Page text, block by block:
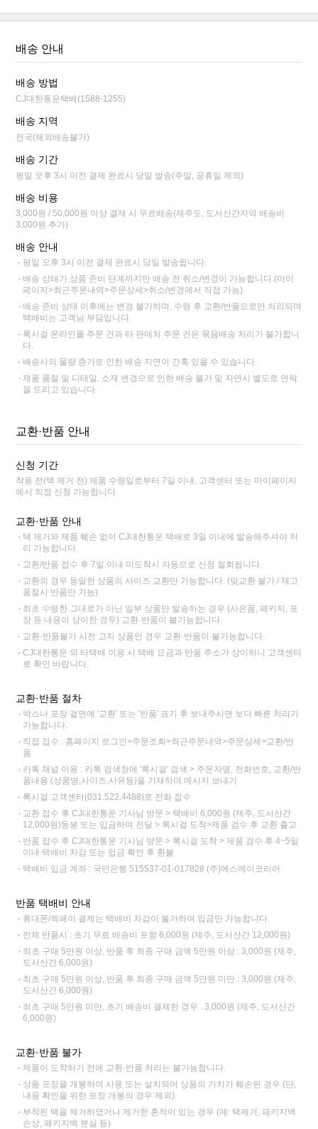
배송 안내
배송 방법
CJ대한통운택배(1588-1255)
배송 지역
전국(해외배송불가)
배송 기간
평일 오후 3시 이전 결제 완료시 당일 발송(주말, 공휴일 제외)
배송 비용
3,000원 / 50,000원 이상 결제 시 무료배송(제주도, 도서산간지역 배송비
3,000원 추가)
배송 안내
평일 오후 3시 이전 결제 완료시 당일 발송됩니다.
배송 상태가 상품 준비 단계까지만 배송 전 취소/변경이 가능합니다.(마이
페이지>최근주문내역>주문상세>취소/변경에서 직접 가능)
배송 준비 상태 이후에는 변경 불가하며, 수령 후 교환/반품으로만 처리되며
택배비는 고객님 부담입니다.
록시걸 온라인몰 주문 건과 타 판매처 주문 건은 묶음배송 처리가 불가합니
다.
배송사의 물량 증가로 인한 배송 지연이 간혹 있을 수 있습니다.
제품 품절 및 디테일, 소재 변경으로 인한 배송 불가 및 지연시 별도로 연락
을 드리고 있습니다.
교환·반품 안내
신청 기간
착용 전(택 제거 전) 제품 수령일로부터 7일 이내, 고객센터 또는 마이페이지
에서 직접 신청 가능합니다.
교환·반품 안내
택 제거와 제품 훼손 없이 CJ대한통운 택배로 3일 이내에 발송해주셔야 처
리 가능합니다.
교환/반품 접수 후 7일 이내 미도착시 자동으로 신청 철회됩니다.
교환의 경우 동일한 상품의 사이즈 교환만 가능합니다. (맞교환 불가 / 재고
품절시 반품만 가능)
최초 수령한 그대로가 아닌 일부 상품만 발송하는 경우 (사은품, 패키지, 포
장 등 내용이 상이한 경우) 교환·반품이 불가능합니다.
교환·반품불가 사전 고지 상품인 경우 교환·반품이 불가능합니다.
CJ대한통운 외 타택배 이용 시 택배 요금과 반품 주소가 상이하니 고객센터
로 확인 바랍니다.
교환·반품 절차
박스나 포장 겉면에 '교환' 또는 '반품' 표기 후 보내주시면 보다 빠른 처리가
가능합니다.
직접 접수 : 홈페이지 로그인>주문조회>최근주문내역>주문상세>교환/반
품
카톡 채널 이용 : 카톡 검색창에 '록시걸' 검색 > 주문자명, 전화번호, 교환/반
품내용 (상품명,사이즈,사유등)을 기재하여 메시지 보내기
록시걸 고객센터(031.522.4488)로 전화 접수
교환 접수 후 CJ대한통운 기사님 방문 > 택배비 6,000원 (제주, 도서산간
12,000원)동봉 또는 입금하여 전달 > 록시걸 도착>제품 검수 후 교환 출고
반품 접수 후 CJ대한통운 기사님 방문 > 록시걸 도착 > 제품 검수 후 4~5일
이내 택배비 차감 또는 입금 확인 후 환불
택배비 입금 계좌 : 국민은행 515537-01-017828 (주)에스에이코리아
반품 택배비 안내
휴대폰/쓱페이 결제는 택배비 차감이 불가하여 입금만 가능합니다.
전체 반품시 : 초기 무료 배송비 포함 6,000원 (제주, 도서산간 12,000원)
최초 구매 5만원 이상, 반품 후 최종 구매 금액 5만원 이상 : 3,000원 (제주,
도서산간 6,000원)
최초 구매 5만원 이상, 반품 후 최종 구매 금액 5만원 미만 : 3,000원 (제주,
도서산간 6,000원)
최초 구매 5만원 미만, 초기 배송비 결제한 경우 : 3,000원 (제주, 도서산간
6,000원)
교환·반품 불가
제품이 도착하기 전에 교환·반품 처리는 불가능합니다.
상품 포장을 개봉하여 사용 또는 설치되어 상품의 가치가 훼손된 경우 (단,
내용 확인을 위한 포장 개봉의 경우 제외)
부착된 택을 제거하였거나 제거한 흔적이 있는 경우 (예: 택제거, 패키지백
손상, 패키지백 분실 등)